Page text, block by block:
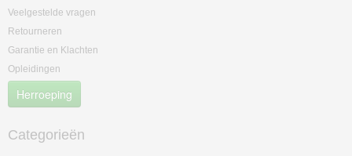
Veelgestelde vragen
Retourneren
Garantie en Klachten
Opleidingen
Herroeping
Categorieën